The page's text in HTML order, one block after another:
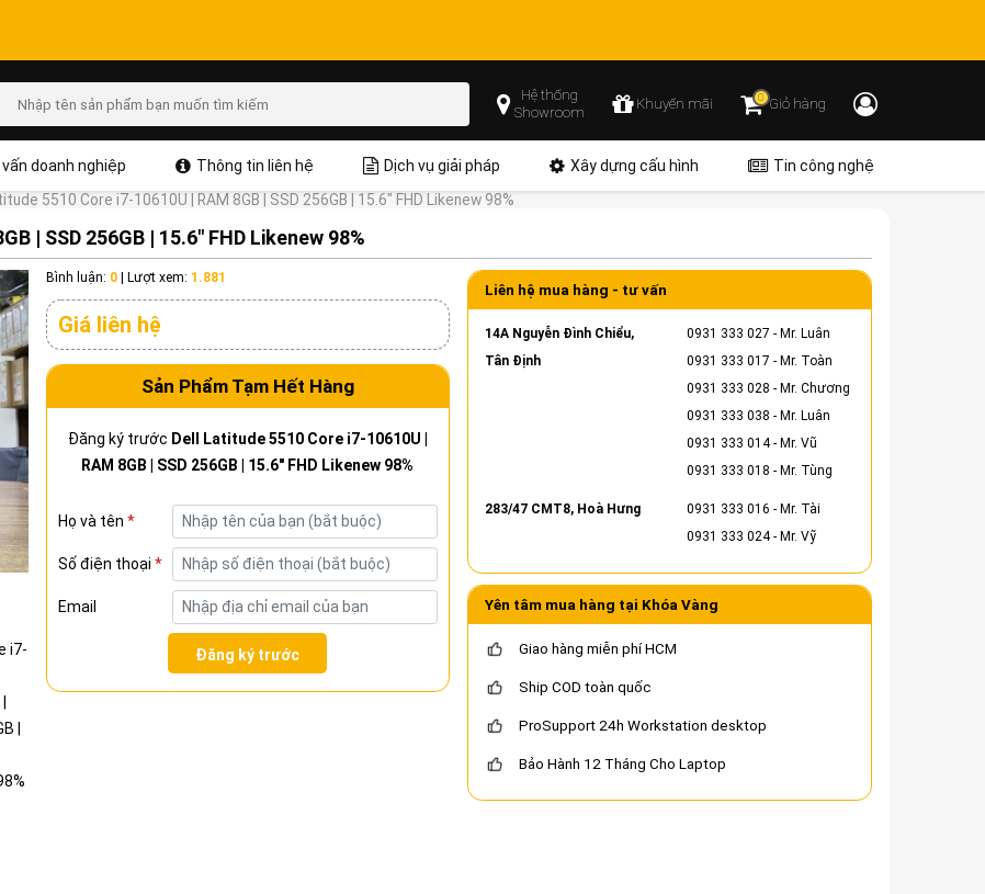
Hệ thống
Showroom
Khuyến mãi 0Giỏ hàng
doanh nghiệp Thông tin liên hệ Dịch vụ giải pháp Xây dựng cấu hình
Tin công nghệ
5510 Core i7-10610U | RAM 8GB | SSD 256GB | 15.6" FHD Likenew 98%
| SSD 256GB | 15.6" FHD Likenew 98%
Bình luận: 0| Lượt xem: 1.881
Giá liên hệ
Sản Phẩm Tạm Hết Hàng
Đăng ký trước Dell Latitude 5510 Core i7-10610U |
RAM 8GB | SSD 256GB | 15.6" FHD Likenew 98%
Họ và tên *
Số điện thoại *
Email
Đăng ký trước
Liên hệ mua hàng - tư vấn
14A Nguyễn Đình Chiểu,
Tân Định
0931 333 027 - Mr. Luân
0931 333 017 - Mr. Toàn
0931 333 028 - Mr. Chương
0931 333 038 - Mr. Luân
0931 333 014- Mr. Vũ
0931 333 018 - Mr. Tùng
283/47 CMT8, Hoà Hưng 0931 333 016 - Mr. Tài
0931 333 024- Mr. Vỹ
Yên tâm mua hàng tại Khóa Vàng
Giao hàng miễn phí HCM
Ship COD toàn quốc
ProSupport 24h Workstation desktop
Bảo Hành 12 Tháng Cho Laptop